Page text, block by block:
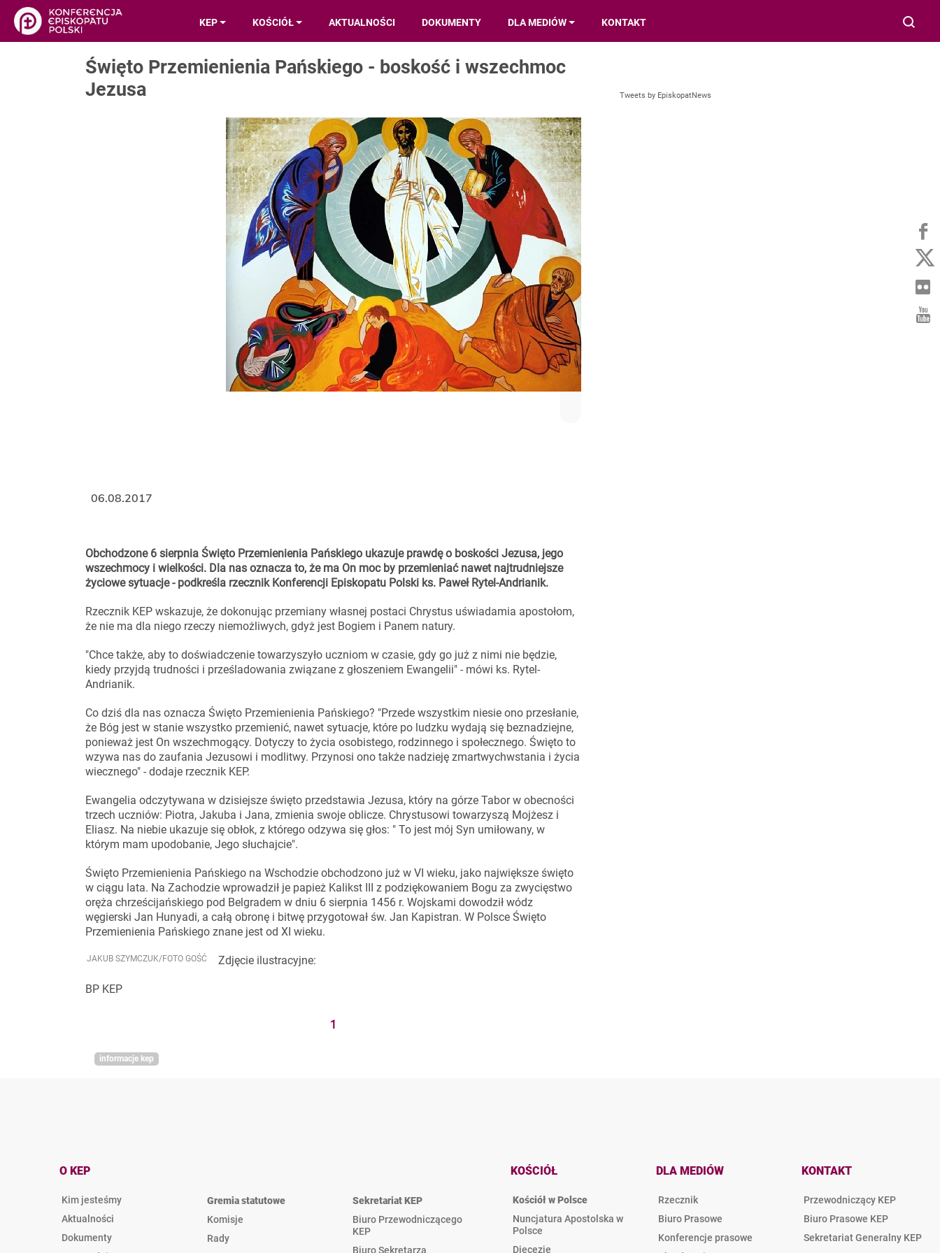
KEP KOŚCIÓŁ AKTUALNOŚCI DOKUMENTY DLA MEDIÓW KONTAKT
Święto Przemienienia Pańskiego - boskość i wszechmoc
Jezusa
Obchodzone 6 sierpnia Święto Przemienienia Pańskiego ukazuje prawdę o boskości Jezusa, jego
wszechmocy i wielkości. Dla nas oznacza to, że ma On moc by przemieniać nawet najtrudniejsze
życiowe sytuacje - podkreśla rzecznik Konferencji Episkopatu Polski ks. Paweł Rytel-Andrianik.
Rzecznik KEP wskazuje, że dokonując przemiany własnej postaci Chrystus uświadamia apostołom,
że nie ma dla niego rzeczy niemożliwych, gdyż jest Bogiem i Panem natury.
"Chce także, aby to doświadczenie towarzyszyło uczniom w czasie, gdy go już z nimi nie będzie,
kiedy przyjdą trudności i prześladowania związane z głoszeniem Ewangelii" - mówi ks. Rytel-
Andrianik.
Co dziś dla nas oznacza Święto Przemienienia Pańskiego? "Przede wszystkim niesie ono przesłanie,
że Bóg jest w stanie wszystko przemienić, nawet sytuacje, które po ludzku wydają się beznadziejne,
ponieważ jest On wszechmogący. Dotyczy to życia osobistego, rodzinnego i społecznego. Święto to
wzywa nas do zaufania Jezusowi i modlitwy. Przynosi ono także nadzieję zmartwychwstania i życia
wiecznego" - dodaje rzecznik KEP.
Ewangelia odczytywana w dzisiejsze święto przedstawia Jezusa, który na górze Tabor w obecności
trzech uczniów: Piotra, Jakuba i Jana, zmienia swoje oblicze. Chrystusowi towarzyszą Mojżesz i
Eliasz. Na niebie ukazuje się obłok, z którego odzywa się głos: " To jest mój Syn umiłowany, w
którym mam upodobanie, Jego słuchajcie".
Święto Przemienienia Pańskiego na Wschodzie obchodzono już w VI wieku, jako największe święto
w ciągu lata. Na Zachodzie wprowadził je papież Kalikst III z podziękowaniem Bogu za zwycięstwo
oręża chrześcijańskiego pod Belgradem w dniu 6 sierpnia 1456 r. Wojskami dowodził wódz
węgierski Jan Hunyadi, a całą obronę i bitwę przygotował św. Jan Kapistran. W Polsce Święto
Przemienienia Pańskiego znane jest od XI wieku.
Zdjęcie ilustracyjne:
JAKUB SZYMCZUK/FOTO GOŚĆ
BP KEP
1
06.08.2017
informacje kep
Tweets by EpiskopatNews
O KEP
Kim jesteśmy
Aktualności
Dokumenty
Gremia statutowe
Komisje
Rady
Sekretariat KEP
Biuro Przewodniczącego
KEP
Biuro Sekretarza
KOŚCIÓŁ
Kościół w Polsce
Nuncjatura Apostolska w
Polsce
Diecezje
DLA MEDIÓW
Rzecznik
Biuro Prasowe
Konferencje prasowe
KONTAKT
Przewodniczący KEP
Biuro Prasowe KEP
Sekretariat Generalny KEP